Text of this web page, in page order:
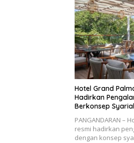
Hotel Grand
Hadirkan
Berkonsep
PANGANDARAN –
resmi hadirkan
dengan konsep